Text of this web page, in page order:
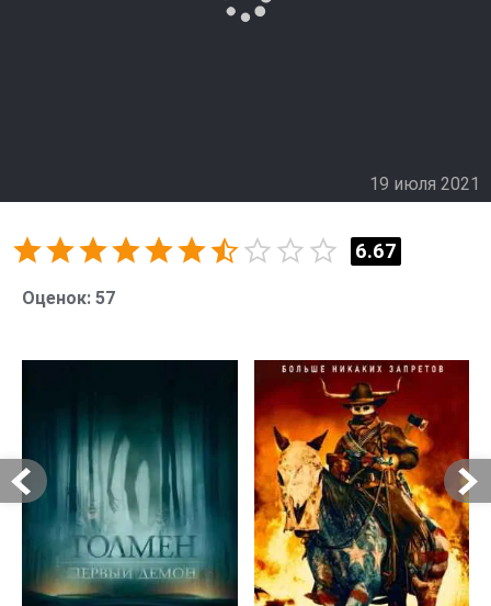
связи, знакомых и тайны, о которых давно забыл. Он
19 июля 2021
6.67
Оценок: 57